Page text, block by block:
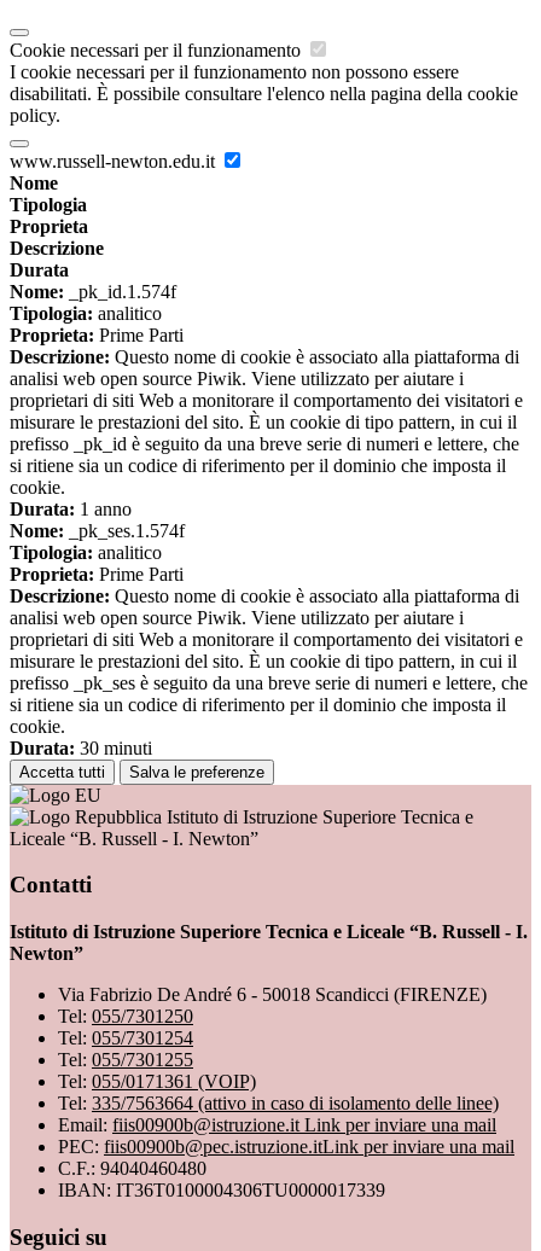
Cookie necessari per il funzionamento
I cookie necessari per il funzionamento non possono essere
disabilitati. È possibile consultare l'elenco nella pagina della cookie
policy.
www.russell-newton.edu.it
Nome
Tipologia
Proprieta
Descrizione
Durata
Nome: _pk_id.1.574f
Tipologia: analitico
Proprieta: Prime Parti
Descrizione: Questo nome di cookie è associato alla piattaforma di
analisi web open source Piwik. Viene utilizzato per aiutare i
proprietari di siti Web a monitorare il comportamento dei visitatori e
misurare le prestazioni del sito. È un cookie di tipo pattern, in cui il
prefisso _pk_id è seguito da una breve serie di numeri e lettere, che
si ritiene sia un codice di riferimento per il dominio che imposta il
cookie.
Durata: 1 anno
Nome: _pk_ses.1.574f
Tipologia: analitico
Proprieta: Prime Parti
Descrizione: Questo nome di cookie è associato alla piattaforma di
analisi web open source Piwik. Viene utilizzato per aiutare i
proprietari di siti Web a monitorare il comportamento dei visitatori e
misurare le prestazioni del sito. È un cookie di tipo pattern, in cui il
prefisso _pk_ses è seguito da una breve serie di numeri e lettere, che
si ritiene sia un codice di riferimento per il dominio che imposta il
cookie.
Durata: 30 minuti
Accetta tutti Salva le preferenze
Istituto di Istruzione Superiore Tecnica e
Liceale “B. Russell - I. Newton”
Contatti
Istituto di Istruzione Superiore Tecnica e Liceale “B. Russell - I.
Newton”
Via Fabrizio De André 6 - 50018 Scandicci (FIRENZE)
Tel: 055/7301250
Tel: 055/7301254
Tel: 055/7301255
Tel: 055/0171361 (VOIP)
Tel: 335/7563664 (attivo in caso di isolamento delle linee)
Email: fiis00900b@istruzione.it Link per inviare una mail
PEC: fiis00900b@pec.istruzione.itLink per inviare una mail
C.F.: 94040460480
IBAN: IT36T0100004306TU0000017339
Seguici su